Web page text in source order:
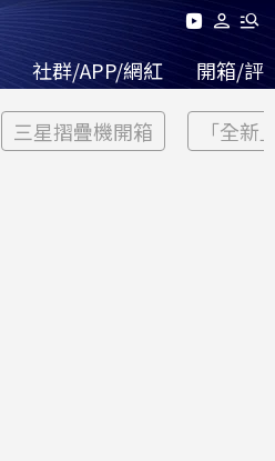
社群/APP/網紅 開箱/評
三星摺疊機開箱 「全新